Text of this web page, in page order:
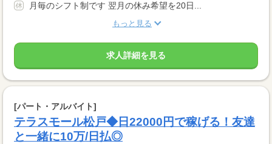
月毎のシフト制です 翌月の休み希望を20日...
もっと見る
求人詳細を見る
[パート・アルバイト]
テラスモール松戸◆日22000円で稼げる！友達
と一緒に10万/日払◎